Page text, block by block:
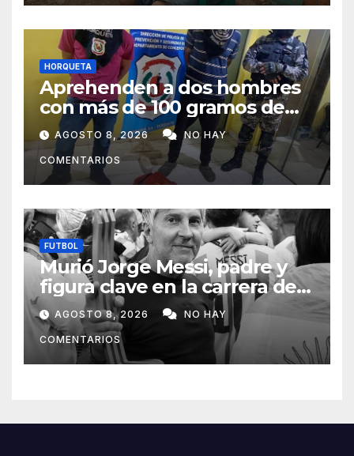
HORQUETA
Aprehenden a dos hombres
con más de 100 gramos de
supuesta marihuana en
Horqueta
AGOSTO 8, 2026 NO HAY
COMENTARIOS
FUTBOL
Murió Jorge Messi, padre y
figura clave en la carrera de
Lionel Messi
AGOSTO 8, 2026 NO HAY
COMENTARIOS